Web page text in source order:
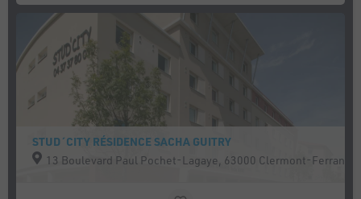
STUD´CITY RÉSIDENCE SACHA GUITRY
13 Boulevard Paul Pochet-Lagaye, 63000 Clermont-Ferrand,